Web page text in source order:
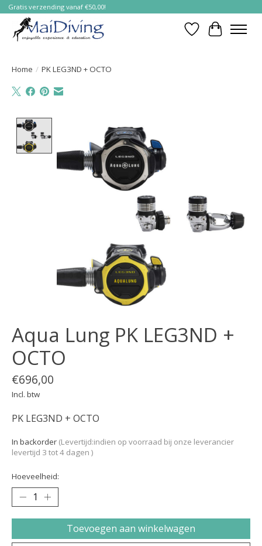
Gratis verzending vanaf €50,00!
Verlanglijst
Home / PK LEG3ND + OCTO
Product image slideshow Items
Aqua Lung PK LEG3ND +
OCTO
€696,00
Incl. btw
PK LEG3ND + OCTO
In backorder (Levertijd:indien op voorraad bij onze leverancier
levertijd 3 tot 4 dagen )
Hoeveelheid:
Toevoegen aan winkelwagen